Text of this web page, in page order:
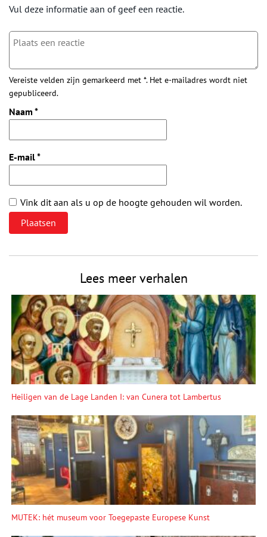
Vul deze informatie aan of geef een reactie.
Vereiste velden zijn gemarkeerd met *. Het e-mailadres wordt niet
gepubliceerd.
Naam *
E-mail*
Vink dit aan als u op de hoogte gehouden wil worden.
Lees meer verhalen
Heiligen van de Lage Landen I: van Cunera tot Lambertus
MUTEK: hét museum voor Toegepaste Europese Kunst